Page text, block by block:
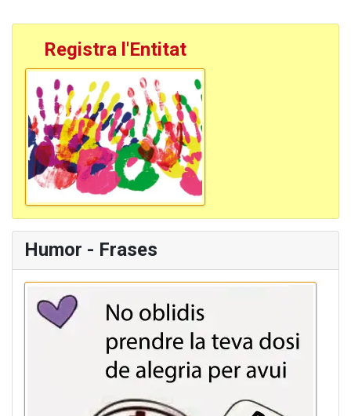
Registra l'Entitat
Humor - Frases